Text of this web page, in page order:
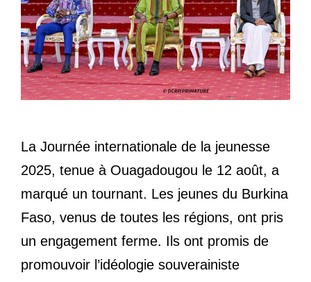
La Journée internationale de la jeunesse
2025, tenue à Ouagadougou le 12 août, a
marqué un tournant. Les jeunes du Burkina
Faso, venus de toutes les régions, ont pris
un engagement ferme. Ils ont promis de
promouvoir l’idéologie souverainiste